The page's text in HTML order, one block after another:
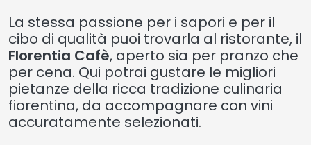
La stessa passione per i sapori e per il
cibo di qualità puoi trovarla al ristorante, il
Florentia Cafè, aperto sia per pranzo che
per cena. Qui potrai gustare le migliori
pietanze della ricca tradizione culinaria
fiorentina, da accompagnare con vini
accuratamente selezionati.